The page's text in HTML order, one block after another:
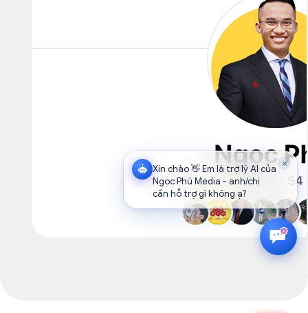
×
Xin chào 👋 Em là trợ lý AI của
Ngọc Phú Media - anh/chị
cần hỗ trợ gì không ạ?